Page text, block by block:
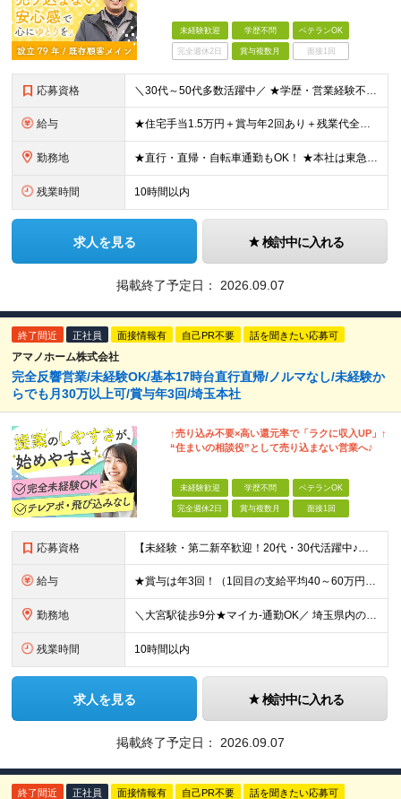
未経験歓迎 学歴不問 ベテランOK
完全週休2日 賞与複数月 面接1回
応募資格 ＼30代～50代多数活躍中／ ★学歴・営業経験不問 ★普通自動車免許（AT限定可） ★基本的なPCスキルがある方（ExcelやWordなど） 《こんな方は特にオススメ！》 ◆とりあえず「やってみよう
給与 ★住宅手当1.5万円＋賞与年2回あり＋残業代全額別途支給 ★家族手当（配偶者：月3000円、子供1人：月2000円）あり！ 【未経験者】 月給：24万円～40万円 【営業経験者】 月給：32万円～
勤務地 ★直行・直帰・自転車通勤もOK！ ★本社は東急大井町線・都営浅草線「中延駅」より徒歩3分！ ┗駅前には美味しい中華屋やラーメン屋など沢山あります◎ 【本社】 東京都品川区東中延2-8-10 マツダビル
残業時間 10時間以内
求人を見る 検討中に入れる
掲載終了予定日： 2026.09.07
終了間近 正社員 面接情報有 自己PR不要 話を聞きたい応募可
アマノホーム株式会社
完全反響営業/未経験OK/基本17時台直行直帰/ノルマなし/未経験か
らでも月30万以上可/賞与年3回/埼玉本社
↑売り込み不要×高い還元率で「ラクに収入UP」↑
“住まいの相談役”として売り込まない営業へ♪
未経験歓迎 学歴不問 ベテランOK
完全週休2日 賞与複数月 面接1回
応募資格 【未経験・第二新卒歓迎！20代・30代活躍中♪】 ●普通自動車免許（AT限定可）をお持ちの方 ●学歴不問 ▼こんな方にピッタリです！ ●既存のお客様との関係構築に100%集中したい ●お客様のお悩み
給与 ★賞与は年3回！（1回目の支給平均40～60万円！） ★1年で前職から300万円UPの実績多数！ ★各種手当あり ・通勤手当（全額支給） ・役職手当 ・資格手当 ・出産手当（3万円支給） 【週休2日
勤務地 ＼大宮駅徒歩9分★マイカ-通勤OK／ 埼玉県内の各現場（お客様宅）への直行直帰が基本です！ 満員電車のストレスから完全に解放されます！ 【本社】埼玉県さいたま市中央区上落合8-15-3 三進ビル 2
残業時間 10時間以内
求人を見る 検討中に入れる
掲載終了予定日： 2026.09.07
終了間近 正社員 面接情報有 自己PR不要 話を聞きたい応募可